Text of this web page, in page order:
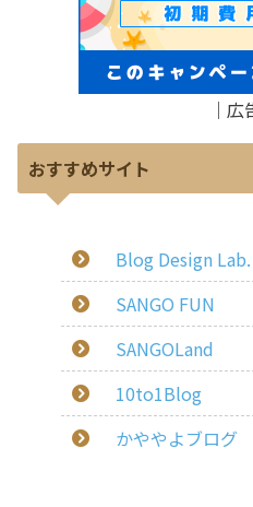
｜広
おすすめサイト
Blog Design Lab.
SANGO FUN
SANGOLand
10to1Blog
かややよブログ